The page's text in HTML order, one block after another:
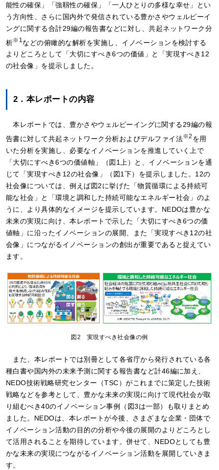
能性の確保」「強靱性の確保」「一人ひとりの多様な幸せ」とい
う方向性、さらに国内外で発信されている豊かさやウェルビーイ
ングに関する合計29編の報告書などに対し、共起ネットワーク分
析※1 などの俯瞰的な解析を実施し、イノベーションを検討する
よりどころとして「大切にすべき6つの価値」と「実現すべき12
の社会像」を提示しました。
2．本レポートの内容
本レポートでは、豊かさやウェルビーイングに関する29編の報
告書に対して共起ネットワーク分析およびデルファイ法※2 を用
いた分析を実施し、必要なイノベーションを推進していく上で
「大切にすべき6つの価値軸」（図1上）と、イノベーションを通
じて「実現すべき12の社会像」（図1下）を提示しました。12の
社会像については、例えば図2に挙げた「物質循環による持続可
能な社会」と「環境と調和した持続可能なエネルギー社会」のよ
うに、より具体的なイメージを提示しています。NEDOは豊かな
未来の実現に向け、本レポートで示した「大切にすべき6つの価
値軸」に沿ったイノベーションの展開、また「実現すべき12の社
会像」につながるイノベーションの創出が重要であると捉えてい
ます。
図2 実現すべき社会像の例
また、本レポートでは別冊として各省庁から発行されている各
種白書や国内外の未来予測に関する報告書など計46編に加え、
NEDO技術戦略研究センター（TSC）がこれまでに策定した技術
戦略などを参考として、豊かな未来の実現に向けて現代社会が取
り組むべき40のイノベーション事例（図3は一部）も取りまとめ
ました。NEDOは、本レポートが今後、さまざまな企業・団体で
イノベーション活動の目的の分析や今後の展開のよりどころとし
て活用されることを期待しています。併せて、NEDOとしても豊
かな未来の実現につながるイノベーション活動を展開していきま
す。